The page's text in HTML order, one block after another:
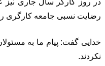
رضایت نسبی جامعه کارگری
خدایی گفت: پیام ما به
نکردند.